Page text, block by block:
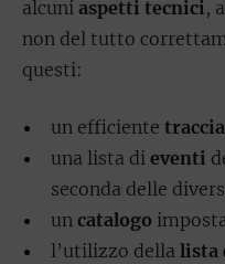
alcuni aspetti tecnici,
non del tutto
questi:
un efficiente
una lista di eventi
seconda delle
un catalogo
l’utilizzo della lista